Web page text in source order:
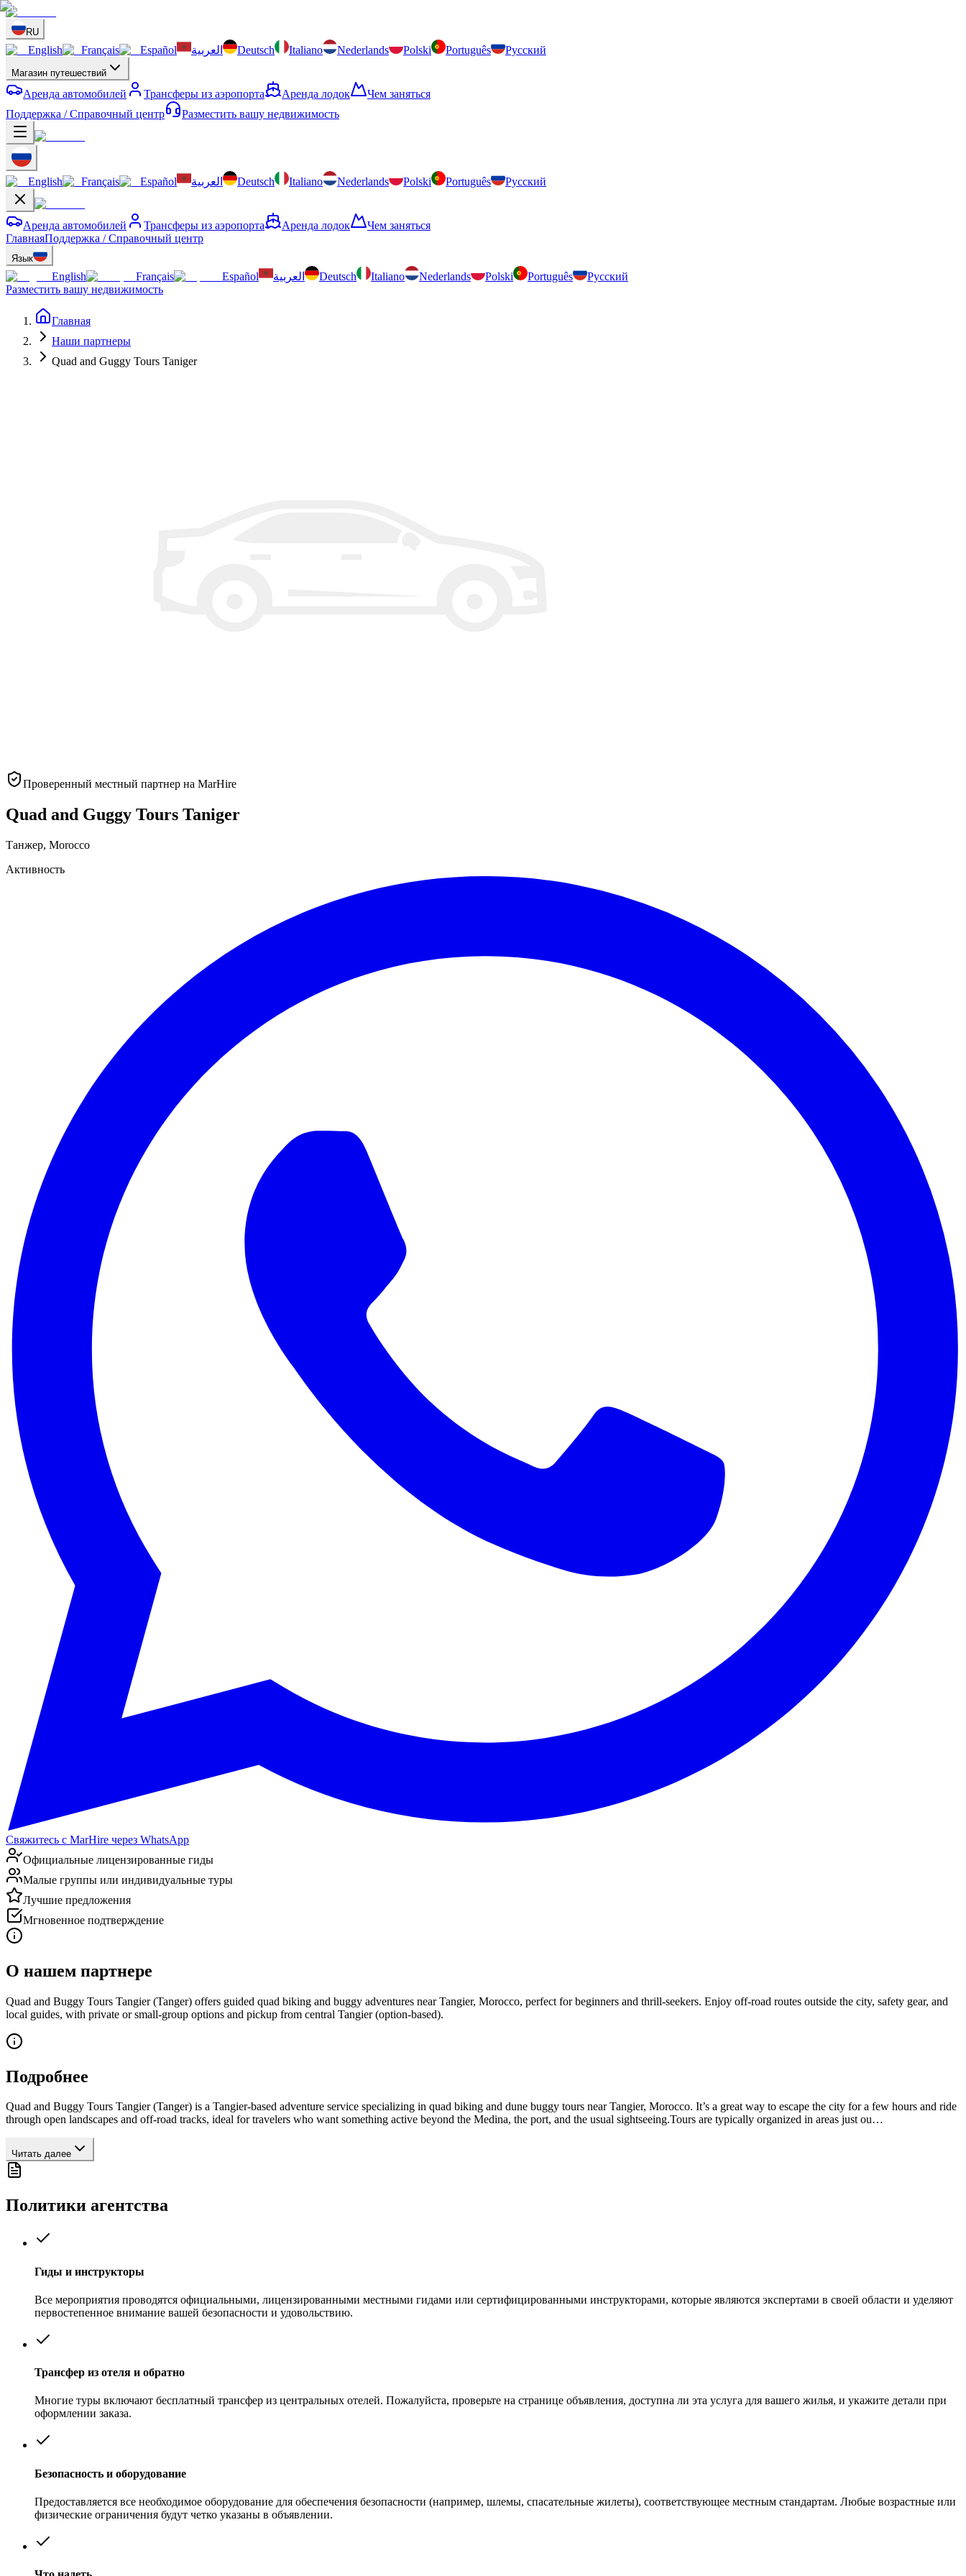
RU
English Français Español العربية Deutsch Italiano Nederlands Polski Português Русский
Магазин путешествий
Аренда автомобилей Трансферы из аэропорта Аренда лодок
Чем заняться
Поддержка / Справочный центр
Разместить вашу недвижимость
English Français Español العربية Deutsch Italiano Nederlands Polski Português Русский
Аренда автомобилей Трансферы из аэропорта Аренда лодок
Чем заняться
ГлавнаяПоддержка / Справочный центр
Язык
English Français Español العربية Deutsch Italiano Nederlands Polski Português
Русский
Разместить вашу недвижимость
Главная
Наши партнеры
Quad and Guggy Tours Taniger
Проверенный местный партнер на MarHire
Quad and Guggy Tours Taniger
Танжер, Morocco
Активность
Свяжитесь с MarHire через WhatsApp
Официальные лицензированные гиды
Малые группы или индивидуальные туры
Лучшие предложения
Мгновенное подтверждение
О нашем партнере
Quad and Buggy Tours Tangier (Tanger) offers guided quad biking and buggy adventures near Tangier, Morocco, perfect for beginners and thrill-seekers. Enjoy off-road routes outside the city, safety gear, and
local guides, with private or small-group options and pickup from central Tangier (option-based).
Подробнее
Quad and Buggy Tours Tangier (Tanger) is a Tangier-based adventure service specializing in quad biking and dune buggy tours near Tangier, Morocco. It’s a great way to escape the city for a few hours and ride
through open landscapes and off-road tracks, ideal for travelers who want something active beyond the Medina, the port, and the usual sightseeing.Tours are typically organized in areas just ou…
Читать далее
Политики агентства
Гиды и инструкторы
Все мероприятия проводятся официальными, лицензированными местными гидами или сертифицированными инструкторами, которые являются экспертами в своей области и уделяют
первостепенное внимание вашей безопасности и удовольствию.
Трансфер из отеля и обратно
Многие туры включают бесплатный трансфер из центральных отелей. Пожалуйста, проверьте на странице объявления, доступна ли эта услуга для вашего жилья, и укажите детали при
оформлении заказа.
Безопасность и оборудование
Предоставляется все необходимое оборудование для обеспечения безопасности (например, шлемы, спасательные жилеты), соответствующее местным стандартам. Любые возрастные или
физические ограничения будут четко указаны в объявлении.